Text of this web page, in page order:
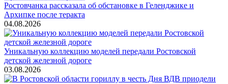
Ростовчанка рассказала об обстановке в Геленджике и
Архипке после теракта
04.08.2026
Уникальную коллекцию моделей передали Ростовской
детской железной дороге
03.08.2026